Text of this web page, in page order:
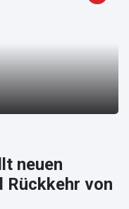
neuen
Rückkehr von